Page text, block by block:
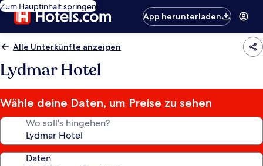
Zum Hauptinhalt springen
App herunterladen
Alle Unterkünfte anzeigen
Lydmar Hotel
Wähle deine Daten, um Preise zu sehen
Wo soll’s hingehen?
Daten